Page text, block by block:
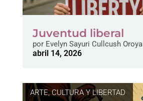
Juventud liberal
porEvelyn Sayuri Cullcush Oroya
abril 14, 2026
ARTE, CULTURA Y LIBERTAD